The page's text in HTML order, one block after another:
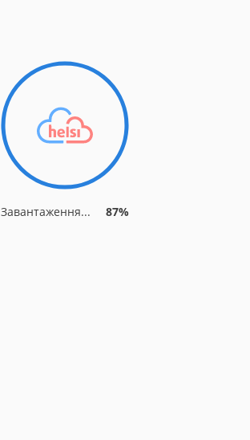
Завантаження... 91%